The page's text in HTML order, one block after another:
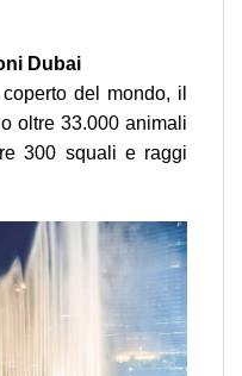
Dubai
del mondo, il
oltre 33.000 animali
300 squali e raggi